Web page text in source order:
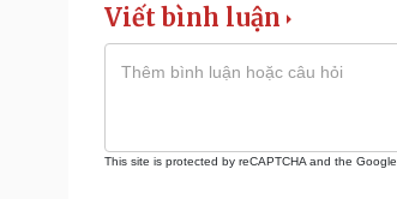
Viết bình luận
This site is protected by reCAPTCHA and the Google